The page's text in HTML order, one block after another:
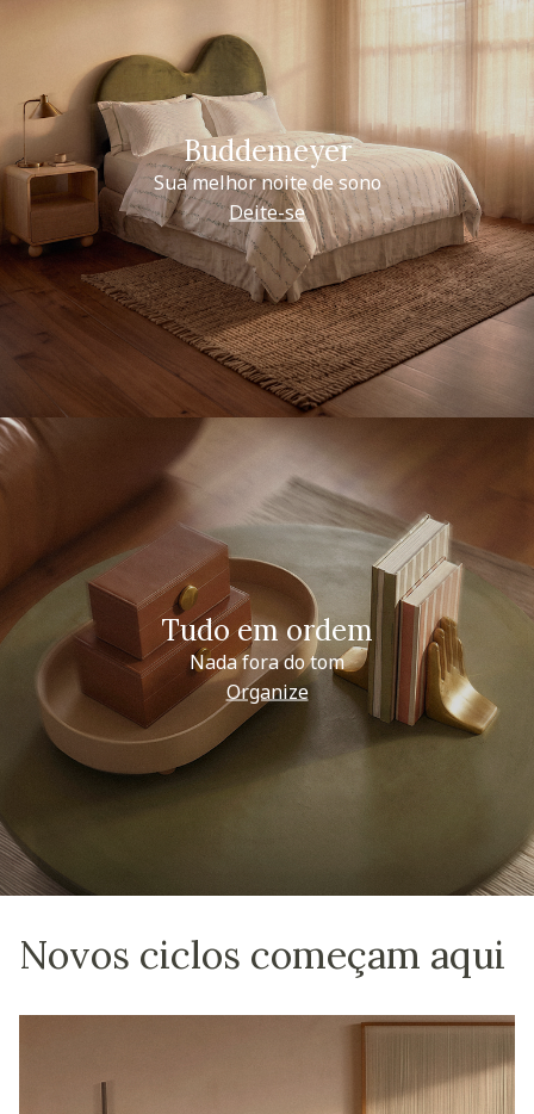
Buddemeyer
Sua melhor noite de sono
Deite-se
Tudo em ordem
Nada fora do tom
Organize
Novos ciclos começam aqui